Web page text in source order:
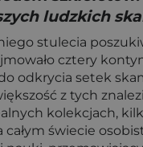
ludzkich
stulecia
cztery
odkrycia setek
z tych
kolekcjach,
całym świecie